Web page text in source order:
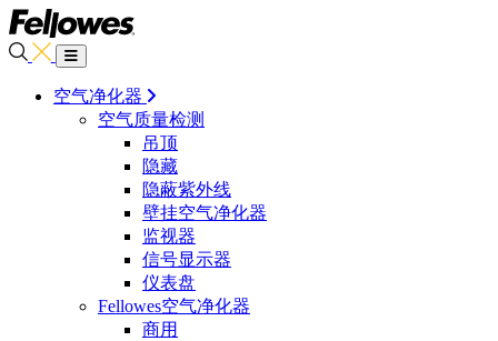
空气净化器
空气质量检测
吊顶
隐藏
隐蔽紫外线
壁挂空气净化器
监视器
信号显示器
仪表盘
Fellowes空气净化器
商用